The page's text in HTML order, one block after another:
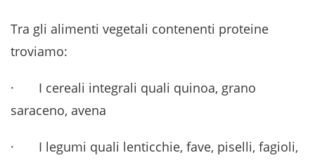
Tra gli alimenti vegetali contenenti proteine
troviamo:
· I cereali integrali quali quinoa, grano
saraceno, avena
· I legumi quali lenticchie, fave, piselli, fagioli,